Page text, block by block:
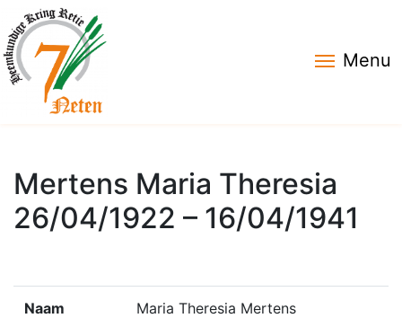
Menu
Mertens Maria Theresia
26/04/1922 – 16/04/1941
Naam Maria Theresia Mertens